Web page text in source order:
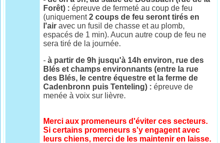
Forêt) : épreuve de fermeté au coup de feu
(uniquement2 coups de feu seront tirés en
l'air avec un fusil de chasse et au plomb,
espacés de 1 min). Aucun autre coup de feu ne
sera tiré de la journée.
- à partir de 9h jusqu'à 14h environ, rue des
Blés et champs environnants (entre la rue
des Blés, le centre équestre et la ferme de
Cadenbronn puis Tenteling) : épreuve de
menée à voix sur lièvre.
Merci aux promeneurs d'éviter ces secteurs.
Si certains promeneurs s'y engagent avec
leurs chiens, merci de les maintenir en laisse.